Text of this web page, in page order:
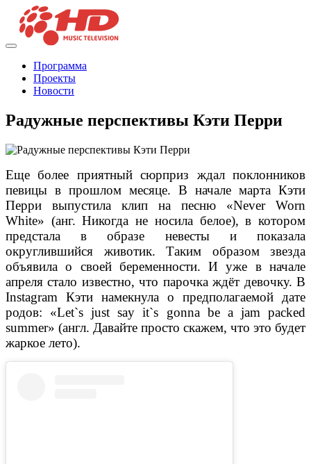
Программа
Проекты
Новости
Радужные перспективы Кэти Перри
Еще более приятный сюрприз ждал поклонников
певицы в прошлом месяце. В начале марта Кэти
Перри выпустила клип на песню «Never Worn
White» (анг. Никогда не носила белое), в котором
предстала в образе невесты и показала
округлившийся животик. Таким образом звезда
объявила о своей беременности. И уже в начале
апреля стало известно, что парочка ждёт девочку. В
Instagram Кэти намекнула о предполагаемой дате
родов: «Let`s just say it`s gonna be a jam packed
summer» (англ. Давайте просто скажем, что это будет
жаркое лето).